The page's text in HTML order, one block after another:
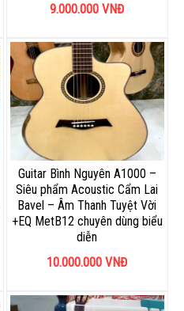
9.000.000 VNĐ
Guitar Bình Nguyên A1000 –
Siêu phẩm Acoustic Cẩm Lai
Bavel – Âm Thanh Tuyệt Vời
+EQ MetB12 chuyên dùng biểu
diễn
10.000.000 VNĐ